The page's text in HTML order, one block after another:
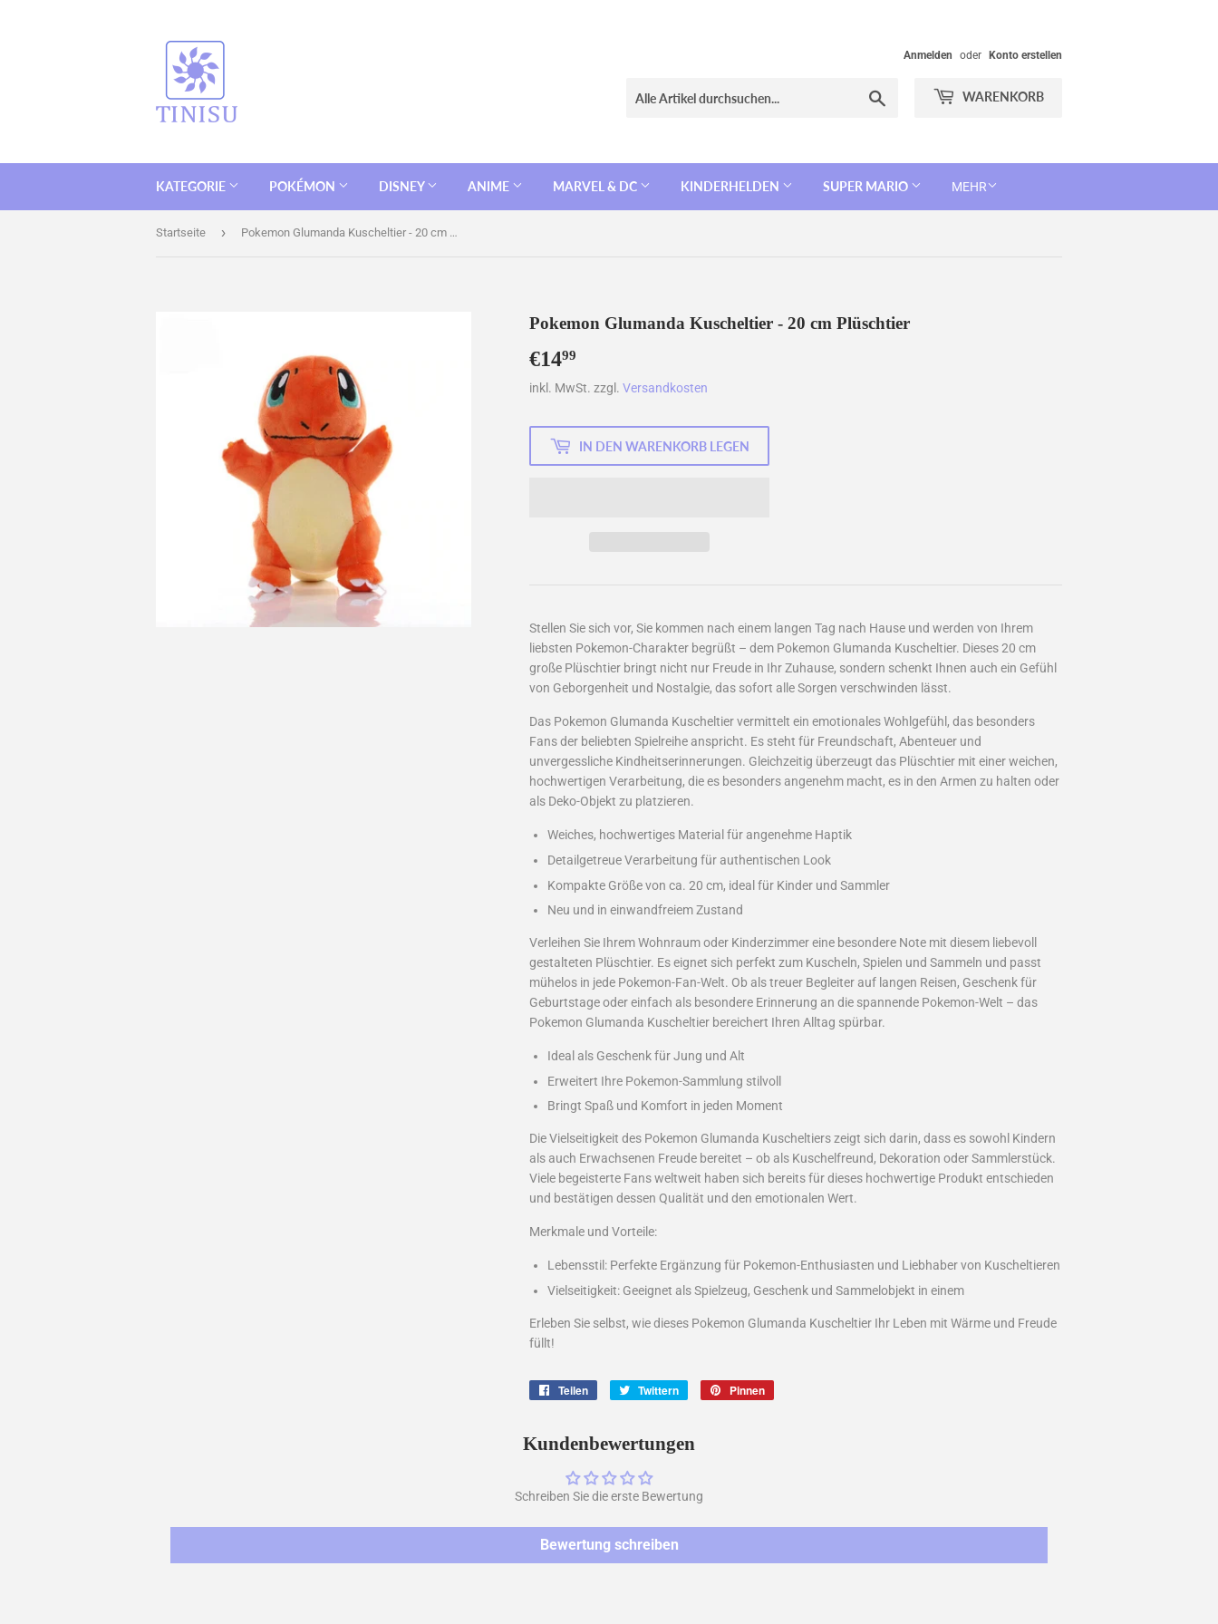
Anmelden oder Konto erstellen
WARENKORB
KATEGORIE POKÉMON DISNEY ANIME MARVEL & DC KINDERHELDEN SUPER MARIO MEHR
Startseite › Pokemon Glumanda Kuscheltier - 20 cm Plüschtier
Pokemon Glumanda Kuscheltier - 20 cm Plüschtier
€1499
inkl. MwSt. zzgl. Versandkosten
IN DEN WARENKORB LEGEN
Stellen Sie sich vor, Sie kommen nach einem langen Tag nach Hause und werden von Ihrem
liebsten Pokemon-Charakter begrüßt – dem Pokemon Glumanda Kuscheltier. Dieses 20 cm
große Plüschtier bringt nicht nur Freude in Ihr Zuhause, sondern schenkt Ihnen auch ein Gefühl
von Geborgenheit und Nostalgie, das sofort alle Sorgen verschwinden lässt.
Das Pokemon Glumanda Kuscheltier vermittelt ein emotionales Wohlgefühl, das besonders
Fans der beliebten Spielreihe anspricht. Es steht für Freundschaft, Abenteuer und
unvergessliche Kindheitserinnerungen. Gleichzeitig überzeugt das Plüschtier mit einer weichen,
hochwertigen Verarbeitung, die es besonders angenehm macht, es in den Armen zu halten oder
als Deko-Objekt zu platzieren.
Weiches, hochwertiges Material für angenehme Haptik
Detailgetreue Verarbeitung für authentischen Look
Kompakte Größe von ca. 20 cm, ideal für Kinder und Sammler
Neu und in einwandfreiem Zustand
Verleihen Sie Ihrem Wohnraum oder Kinderzimmer eine besondere Note mit diesem liebevoll
gestalteten Plüschtier. Es eignet sich perfekt zum Kuscheln, Spielen und Sammeln und passt
mühelos in jede Pokemon-Fan-Welt. Ob als treuer Begleiter auf langen Reisen, Geschenk für
Geburtstage oder einfach als besondere Erinnerung an die spannende Pokemon-Welt – das
Pokemon Glumanda Kuscheltier bereichert Ihren Alltag spürbar.
Ideal als Geschenk für Jung und Alt
Erweitert Ihre Pokemon-Sammlung stilvoll
Bringt Spaß und Komfort in jeden Moment
Die Vielseitigkeit des Pokemon Glumanda Kuscheltiers zeigt sich darin, dass es sowohl Kindern
als auch Erwachsenen Freude bereitet – ob als Kuschelfreund, Dekoration oder Sammlerstück.
Viele begeisterte Fans weltweit haben sich bereits für dieses hochwertige Produkt entschieden
und bestätigen dessen Qualität und den emotionalen Wert.
Merkmale und Vorteile:
Lebensstil: Perfekte Ergänzung für Pokemon-Enthusiasten und Liebhaber von Kuscheltieren
Vielseitigkeit: Geeignet als Spielzeug, Geschenk und Sammelobjekt in einem
Erleben Sie selbst, wie dieses Pokemon Glumanda Kuscheltier Ihr Leben mit Wärme und Freude
füllt!
Teilen Twittern Pinnen
Kundenbewertungen
Schreiben Sie die erste Bewertung
Bewertung schreiben